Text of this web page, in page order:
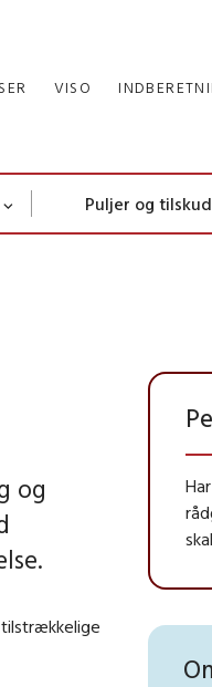
VISO
Puljer og tilskud
og
tilstrækkelige